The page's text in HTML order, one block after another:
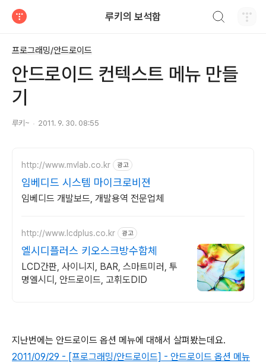
루키의 보석함
프로그래밍/안드로이드
안드로이드 컨텍스트 메뉴 만들
기
루키~ 2011. 9. 30. 08:55
http://www.mvlab.co.kr 광고
임베디드 시스템 마이크로비젼
임베디드 개발보드, 개발용역 전문업체
http://www.lcdplus.co.kr 광고
엘시디플러스 키오스크방수함체
LCD간판, 사이니지, BAR, 스마트미러, 투
명엘시디, 안드로이드, 고휘도DID
지난번에는 안드로이드 옵션 메뉴에 대해서 살펴봤는데요.
2011/09/29 - [프로그래밍/안드로이드] - 안드로이드 옵션 메뉴